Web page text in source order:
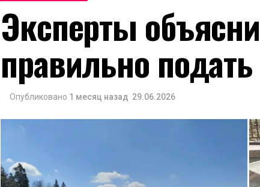
Эксперты
правильно
Опубликовано 1 месяц назад 29.06.2026